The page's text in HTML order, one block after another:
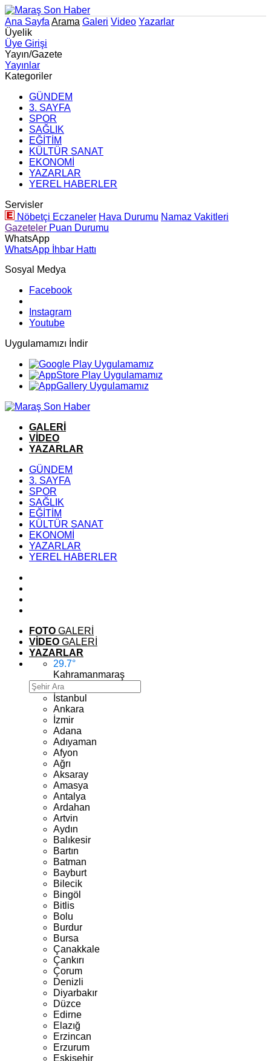
Ana Sayfa Arama Galeri Video Yazarlar
Üyelik
Üye Girişi
Yayın/Gazete
Yayınlar
Kategoriler
GÜNDEM
3. SAYFA
SPOR
SAĞLIK
EĞİTİM
KÜLTÜR SANAT
EKONOMİ
YAZARLAR
YEREL HABERLER
Servisler
Nöbetçi Eczaneler Hava Durumu Namaz Vakitleri
Gazeteler Puan Durumu
WhatsApp
WhatsApp İhbar Hattı
Sosyal Medya
Facebook
Instagram
Youtube
Uygulamamızı İndir
GALERİ
VİDEO
YAZARLAR
GÜNDEM
3. SAYFA
SPOR
SAĞLIK
EĞİTİM
KÜLTÜR SANAT
EKONOMİ
YAZARLAR
YEREL HABERLER
FOTO GALERİ
VİDEO GALERİ
YAZARLAR
29.7°
Kahramanmaraş
İstanbul
Ankara
İzmir
Adana
Adıyaman
Afyon
Ağrı
Aksaray
Amasya
Antalya
Ardahan
Artvin
Aydın
Balıkesir
Bartın
Batman
Bayburt
Bilecik
Bingöl
Bitlis
Bolu
Burdur
Bursa
Çanakkale
Çankırı
Çorum
Denizli
Diyarbakır
Düzce
Edirne
Elazığ
Erzincan
Erzurum
Eskişehir